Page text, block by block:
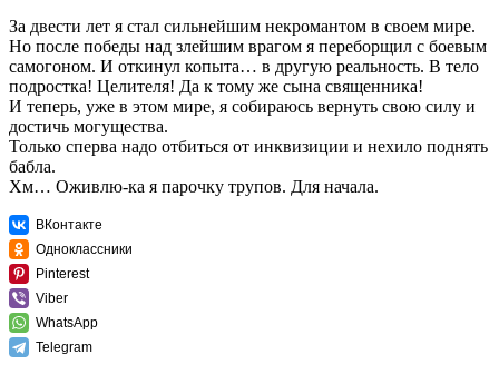
За двести лет я стал сильнейшим некромантом в своем мире.
Но после победы над злейшим врагом я переборщил с боевым
самогоном. И откинул копыта… в другую реальность. В тело
подростка! Целителя! Да к тому же сына священника!
И теперь, уже в этом мире, я собираюсь вернуть свою силу и
достичь могущества.
Только сперва надо отбиться от инквизиции и нехило поднять
бабла.
Хм… Оживлю-ка я парочку трупов. Для начала.
ВКонтакте
Одноклассники
Pinterest
Viber
WhatsApp
Telegram